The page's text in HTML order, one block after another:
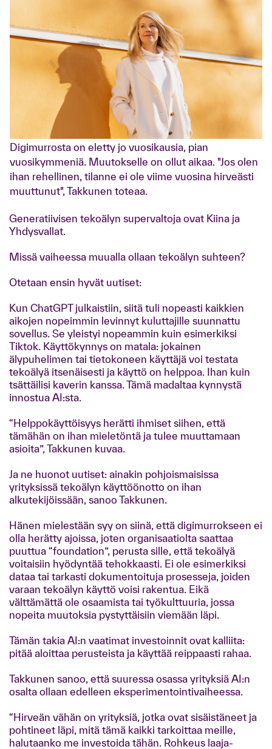
Digimurrosta on eletty jo vuosikausia, pian
vuosikymmeniä. Muutokselle on ollut aikaa. "Jos olen
ihan rehellinen, tilanne ei ole viime vuosina hirveästi
muuttunut", Takkunen toteaa.
Generatiivisen tekoälyn supervaltoja ovat Kiina ja
Yhdysvallat.
Missä vaiheessa muualla ollaan tekoälyn suhteen?
Otetaan ensin hyvät uutiset:
Kun ChatGPT julkaistiin, siitä tuli nopeasti kaikkien
aikojen nopeimmin levinnyt kuluttajille suunnattu
sovellus. Se yleistyi nopeammin kuin esimerkiksi
Tiktok. Käyttökynnys on matala: jokainen
älypuhelimen tai tietokoneen käyttäjä voi testata
tekoälyä itsenäisesti ja käyttö on helppoa. Ihan kuin
tsättäilisi kaverin kanssa. Tämä madaltaa kynnystä
innostua AI:sta.
“Helppokäyttöisyys herätti ihmiset siihen, että
tämähän on ihan mieletöntä ja tulee muuttamaan
asioita”, Takkunen kuvaa.
Ja ne huonot uutiset: ainakin pohjoismaisissa
yrityksissä tekoälyn käyttöönotto on ihan
alkutekijöissään, sanoo Takkunen.
Hänen mielestään syy on siinä, että digimurrokseen ei
olla herätty ajoissa, joten organisaatiolta saattaa
puuttua “foundation”, perusta sille, että tekoälyä
voitaisiin hyödyntää tehokkaasti. Ei ole esimerkiksi
dataa tai tarkasti dokumentoituja prosesseja, joiden
varaan tekoälyn käyttö voisi rakentua. Eikä
välttämättä ole osaamista tai työkulttuuria, jossa
nopeita muutoksia pystyttäisiin viemään läpi.
Tämän takia AI:n vaatimat investoinnit ovat kalliita:
pitää aloittaa perusteista ja käyttää reippaasti rahaa.
Takkunen sanoo, että suuressa osassa yrityksiä AI:n
osalta ollaan edelleen eksperimentointivaiheessa.
“Hirveän vähän on yrityksiä, jotka ovat sisäistäneet ja
pohtineet läpi, mitä tämä kaikki tarkoittaa meille,
halutaanko me investoida tähän. Rohkeus laaja-